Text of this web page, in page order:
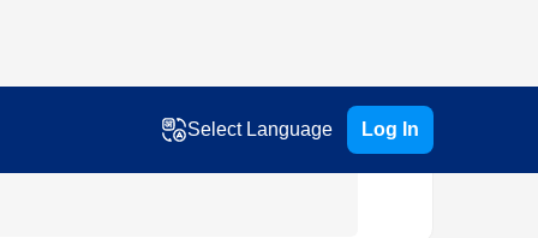
Select Language Log In